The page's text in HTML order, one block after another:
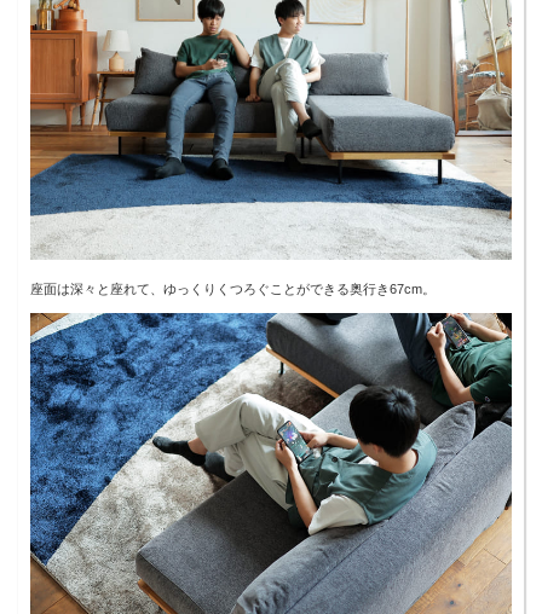
座面は深々と座れて、ゆっくりくつろぐことができる奥行き67cm。